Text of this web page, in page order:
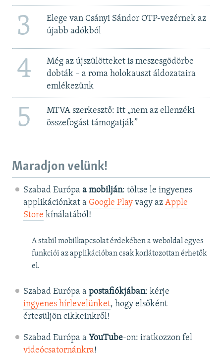
3
Elege van Csányi Sándor OTP-vezérnek az
újabb adókból
4
Még az újszülötteket is meszesgödörbe
dobták – a roma holokauszt áldozataira
emlékezünk
5
MTVA szerkesztő: Itt „nem az ellenzéki
összefogást támogatják”
Maradjon velünk!
Szabad Európa a mobilján: töltse le ingyenes
applikációnkat a Google Playvagy az Apple
Store kínálatából!
A stabil mobilkapcsolat érdekében a weboldal egyes
funkciói az applikációban csak korlátozottan érhetők
el.
Szabad Európa a postafiókjában: kérje
ingyenes hírlevelünket, hogy elsőként
értesüljön cikkeinkről!
Szabad Európa a YouTube-on: iratkozzon fel
videócsatornánkra!